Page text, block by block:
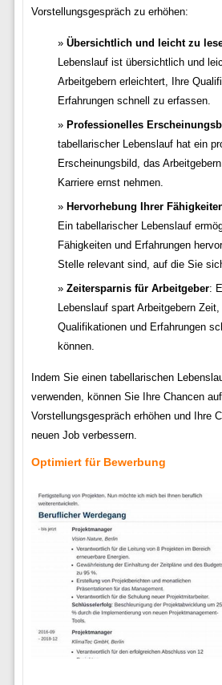
Vorstellungsgespräch zu erhöhen:
Übersichtlich und leicht zu
Lebenslauf ist übersichtlich und
Arbeitgebern erleichtert, Ihre
Erfahrungen schnell zu erfassen.
Professionelles
tabellarischer Lebenslauf hat ein
Erscheinungsbild, das
Karriere ernst nehmen.
Hervorhebung Ihrer
Ein tabellarischer Lebenslauf
Fähigkeiten und Erfahrungen
Stelle relevant sind, auf die Sie
Zeitersparnis für Arbeitgeber:
Lebenslauf spart Arbeitgebern
Qualifikationen und Erfahrungen
können.
Indem Sie einen tabellarischen
verwenden, können Sie Ihre Chancen
Vorstellungsgespräch erhöhen und Ihre
neuen Job verbessern.
Optimiert für Bewerbung